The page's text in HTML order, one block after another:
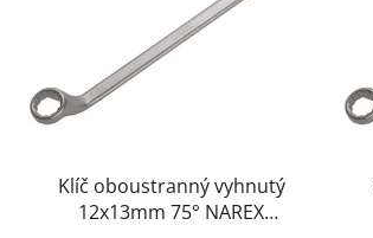
Klíč oboustranný vyhnutý
12x13mm 75° NAREX